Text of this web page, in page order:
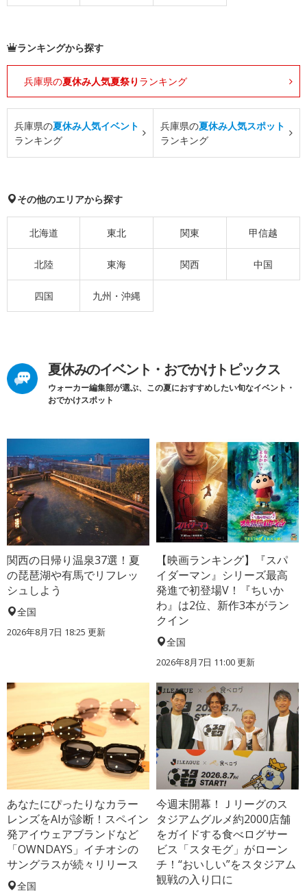
ランキングから探す
兵庫県の夏休み人気夏祭り ランキング
兵庫県の夏休み人気イベント
ランキング
兵庫県の夏休み人気スポット
ランキング
その他のエリアから探す
北海道 東北 関東 甲信越
北陸 東海 関西 中国
四国 九州・沖縄
夏休みのイベント・おでかけトピックス
ウォーカー編集部が選ぶ、この夏におすすめしたい旬なイベント・
おでかけスポット
関西の日帰り温泉37選！夏
の琵琶湖や有馬でリフレッ
シュしよう
全国
2026年8月7日 18:25 更新
【映画ランキング】『スパ
イダーマン』シリーズ最高
発進で初登場V！『ちいか
わ』は2位、新作3本がラン
クイン
全国
2026年8月7日 11:00更新
あなたにぴったりなカラー
レンズをAIが診断！スペイン
発アイウェアブランドなど
「OWNDAYS」イチオシの
サングラスが続々リリース
全国
今週末開幕！Ｊリーグのス
タジアムグルメ約2000店舗
をガイドする食べログサー
ビス「スタモグ」がローン
チ！“おいしい”をスタジアム
観戦の入り口に